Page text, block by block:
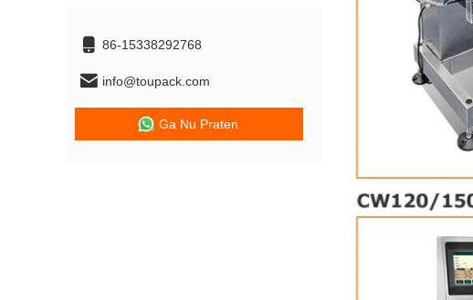
86-15338292768
info@toupack.com
Ga Nu Praten.